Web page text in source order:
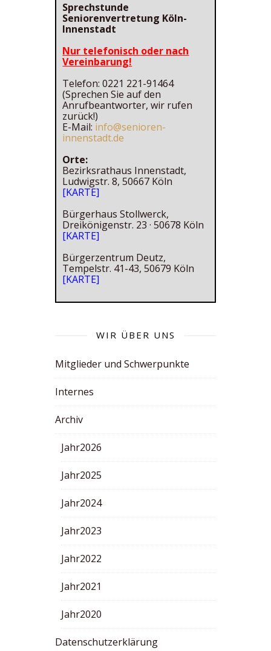
Sprechstunde
Seniorenvertretung Köln-
Innenstadt
Nur telefonisch oder nach
Vereinbarung!
Telefon: 0221 221-91464
(Sprechen Sie auf den
Anrufbeantworter, wir rufen
zurück!)
E-Mail: info@senioren-
innenstadt.de
Orte:
Bezirksrathaus Innenstadt,
Ludwigstr. 8, 50667 Köln
[KARTE]
Bürgerhaus Stollwerck,
Dreikönigenstr. 23 · 50678 Köln
[KARTE]
Bürgerzentrum Deutz,
Tempelstr. 41-43, 50679 Köln
[KARTE]
WIR ÜBER UNS
Mitglieder und Schwerpunkte
Internes
Archiv
Jahr2026
Jahr2025
Jahr2024
Jahr2023
Jahr2022
Jahr2021
Jahr2020
Datenschutzerklärung